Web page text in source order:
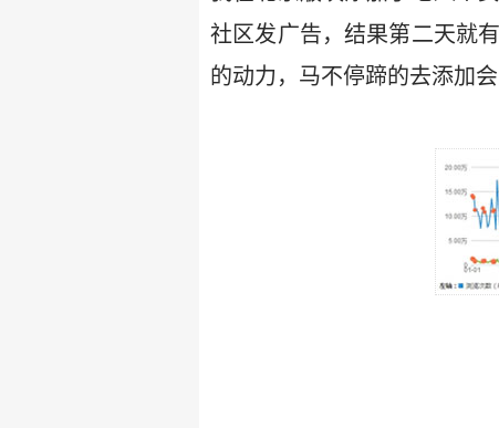
社区发广告，结果第二天就
的动力，马不停蹄的去添加